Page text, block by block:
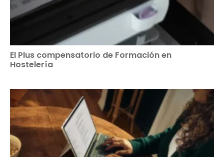
El Plus compensatorio de Formación en
Hostelería